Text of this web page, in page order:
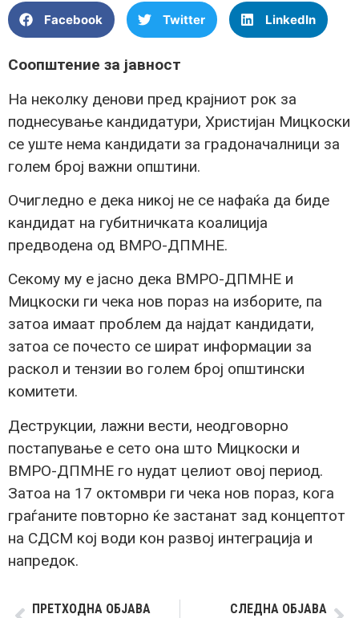
Facebook Twitter LinkedIn
Соопштение за јавност
На неколку денови пред крајниот рок за
поднесување кандидатури, Христијан Мицкоски
се уште нема кандидати за градоначалници за
голем број важни општини.
Очигледно е дека никој не се нафаќа да биде
кандидат на губитничката коалиција
предводена од ВМРО-ДПМНЕ.
Секому му е јасно дека ВМРО-ДПМНЕ и
Мицкоски ги чека нов пораз на изборите, па
затоа имаат проблем да најдат кандидати,
затоа се почесто се шират информации за
раскол и тензии во голем број општински
комитети.
Деструкции, лажни вести, неодговорно
постапување е сето она што Мицкоски и
ВМРО-ДПМНЕ го нудат целиот овој период.
Затоа на 17 октомври ги чека нов пораз, кога
граѓаните повторно ќе застанат зад концептот
на СДСМ кој води кон развој интеграција и
напредок.
ПРЕТХОДНА ОБЈАВА СЛЕДНА ОБЈАВА